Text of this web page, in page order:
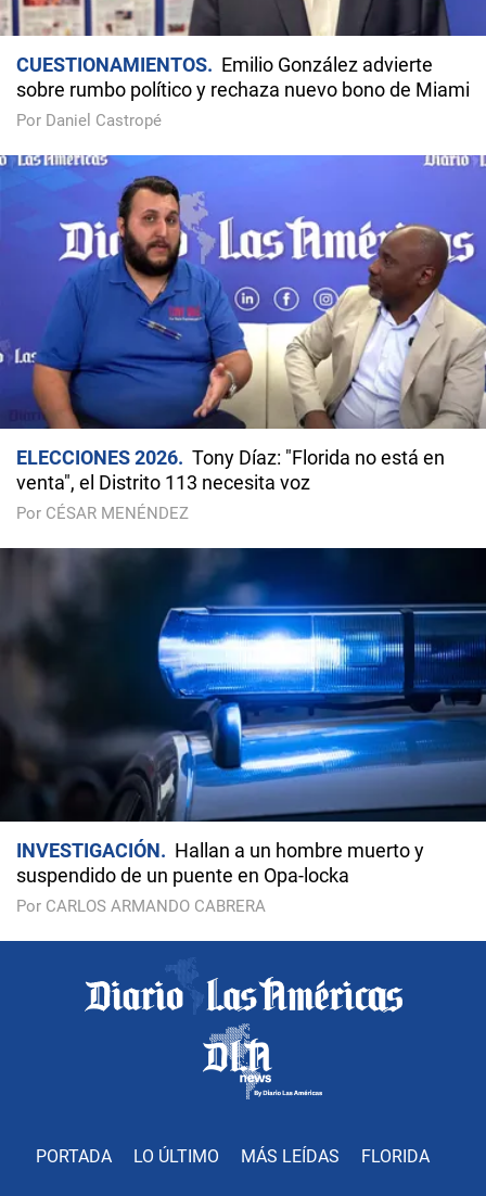
CUESTIONAMIENTOS
Emilio González advierte
sobre rumbo político y rechaza nuevo bono de Miami
Por Daniel Castropé
ELECCIONES 2026
Tony Díaz: "Florida no está en
venta", el Distrito 113 necesita voz
Por CÉSAR MENÉNDEZ
INVESTIGACIÓN
Hallan a un hombre muerto y
suspendido de un puente en Opa-locka
Por CARLOS ARMANDO CABRERA
PORTADA LO ÚLTIMO MÁS LEÍDAS FLORIDA